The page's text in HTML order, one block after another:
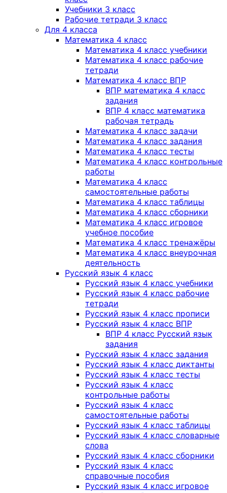
Учебники 3 класс
Рабочие тетради 3 класс
Для 4 класса
Математика 4 класс
Математика 4 класс учебники
Математика 4 класс рабочие
тетради
Математика 4 класс ВПР
ВПР математика 4 класс
задания
ВПР 4 класс математика
рабочая тетрадь
Математика 4 класс задачи
Математика 4 класс задания
Математика 4 класс тесты
Математика 4 класс контрольные
работы
Математика 4 класс
самостоятельные работы
Математика 4 класс таблицы
Математика 4 класс сборники
Математика 4 класс игровое
учебное пособие
Математика 4 класс тренажёры
Математика 4 класс внеурочная
деятельность
Русский язык 4 класс
Русский язык 4 класс учебники
Русский язык 4 класс рабочие
тетради
Русский язык 4 класс прописи
Русский язык 4 класс ВПР
ВПР 4 класс Русский язык
задания
Русский язык 4 класс задания
Русский язык 4 класс диктанты
Русский язык 4 класс тесты
Русский язык 4 класс
контрольные работы
Русский язык 4 класс
самостоятельные работы
Русский язык 4 класс таблицы
Русский язык 4 класс словарные
слова
Русский язык 4 класс сборники
Русский язык 4 класс
справочные пособия
Русский язык 4 класс игровое